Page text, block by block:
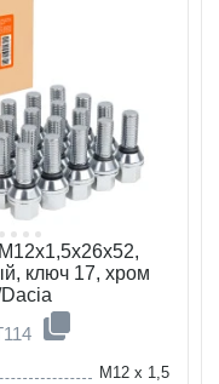
ключ 17, хром
M12 x 1,5